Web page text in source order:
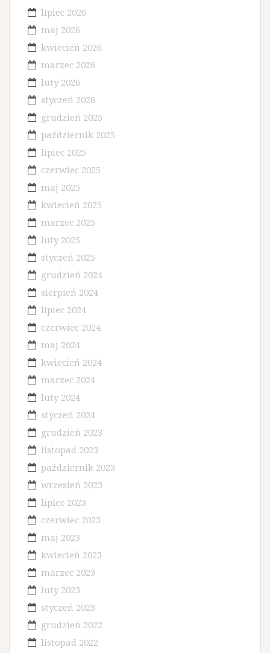
lipiec 2026
maj 2026
kwiecień 2026
marzec 2026
luty 2026
styczeń 2026
grudzień 2025
październik 2025
lipiec 2025
czerwiec 2025
maj 2025
kwiecień 2025
marzec 2025
luty 2025
styczeń 2025
grudzień 2024
sierpień 2024
lipiec 2024
czerwiec 2024
maj 2024
kwiecień 2024
marzec 2024
luty 2024
styczeń 2024
grudzień 2023
listopad 2023
październik 2023
wrzesień 2023
lipiec 2023
czerwiec 2023
maj 2023
kwiecień 2023
marzec 2023
luty 2023
styczeń 2023
grudzień 2022
listopad 2022